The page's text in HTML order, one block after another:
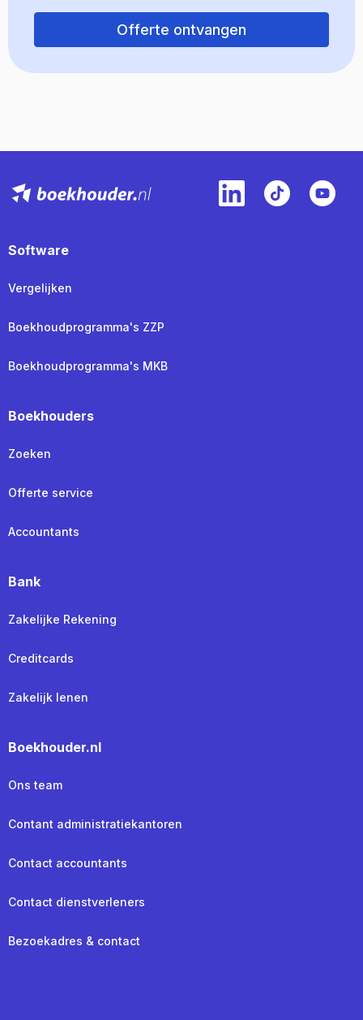
Offerte ontvangen
Software
Vergelijken
Boekhoudprogramma's ZZP
Boekhoudprogramma's MKB
Boekhouders
Zoeken
Offerte service
Accountants
Bank
Zakelijke Rekening
Creditcards
Zakelijk lenen
Boekhouder.nl
Ons team
Contant administratiekantoren
Contact accountants
Contact dienstverleners
Bezoekadres & contact